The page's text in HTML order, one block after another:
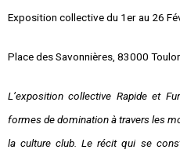
Exposition collective du 1er au 26
Place des Savonnières, 83000
L’exposition collective Rapide et
formes de domination à travers les
la culture club. Le récit qui se